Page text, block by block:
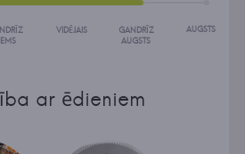
VIDĒJAIS
GANDRĪZ
AUGSTS
AUGSTS
ar ēdieniem